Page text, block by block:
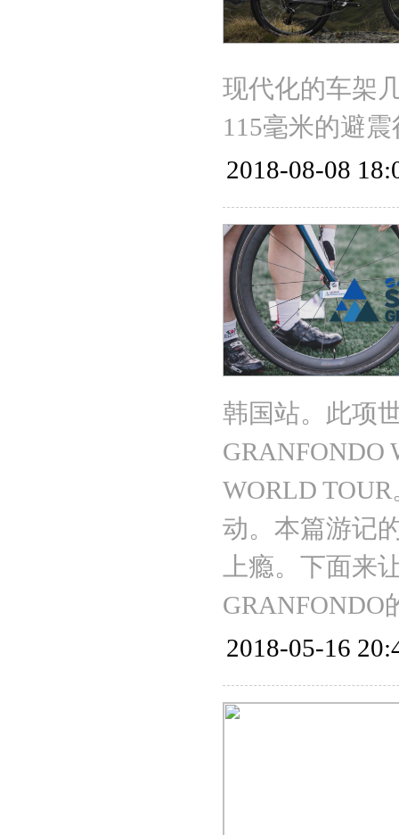
现代化的车架
115毫米的避
2018-08-08
韩国站。此项
GRANFONDO
WORLD
动。本篇游记
上瘾。下面来
GRANFONDO
2018-05-16